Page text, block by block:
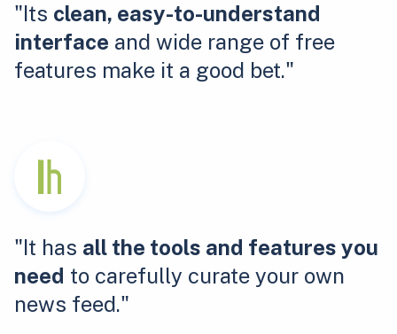
"Its clean, easy-to-understand
interface and wide range of free
features make it a good bet."
"It has all the tools and features you
need to carefully curate your own
news feed."